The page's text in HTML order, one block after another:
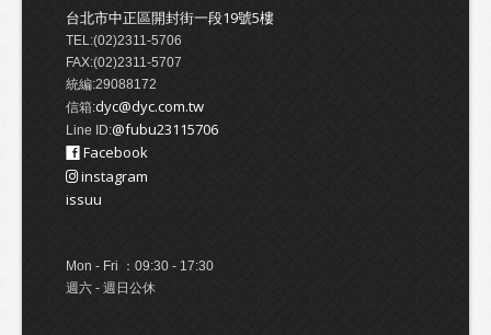
台北市中正區開封街一段19號5樓
TEL:(02)2311-5706
FAX:(02)2311-5707
統編:29088172
信箱:dyc@dyc.com.tw
Line ID:@fubu23115706
Facebook
instagram
issuu
Mon - Fri ：09:30 - 17:30
週六 - 週日公休